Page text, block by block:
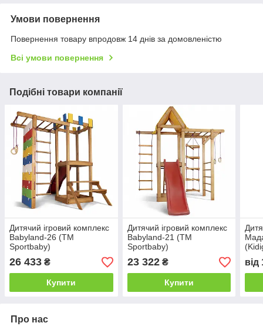
Умови повернення
Повернення товару впродовж 14 днів за домовленістю
Всі умови повернення
Подібні товари компанії
Дитячий ігровий комплекс
Babyland-26 (ТМ
Sportbaby)
26 433 ₴
Купити
Дитячий ігровий комплекс
Babyland-21 (ТМ
Sportbaby)
23 322₴
Купити
від
Про нас